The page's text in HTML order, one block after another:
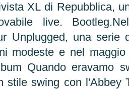
XL di Repubblica,
live.
Unplugged, una serie
modeste e nel
Quando eravamo
stile swing con l'Abbey